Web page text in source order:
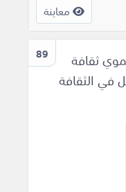
معاينة
89
ثقافة
في الثقافة